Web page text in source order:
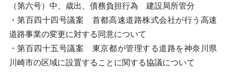
（第六号）中、歳出、債務負担行為 建設局所管分
・第百四十四号議案 首都高速道路株式会社が行う高速
道路事業の変更に対する同意について
・第百四十五号議案 東京都が管理する道路を神奈川県
川崎市の区域に設置することに関する協議について